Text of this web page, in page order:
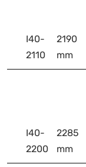
I40-
2110
2190
mm
I40-
2200
2285
mm